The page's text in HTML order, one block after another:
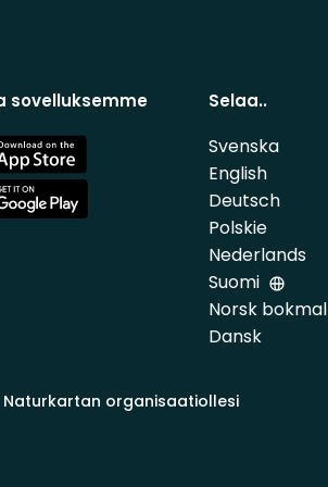
sovelluksemme Selaa..
Svenska
English
Deutsch
Polskie
Nederlands
Suomi
Norsk bokmal
Dansk
Naturkartan organisaatiollesi